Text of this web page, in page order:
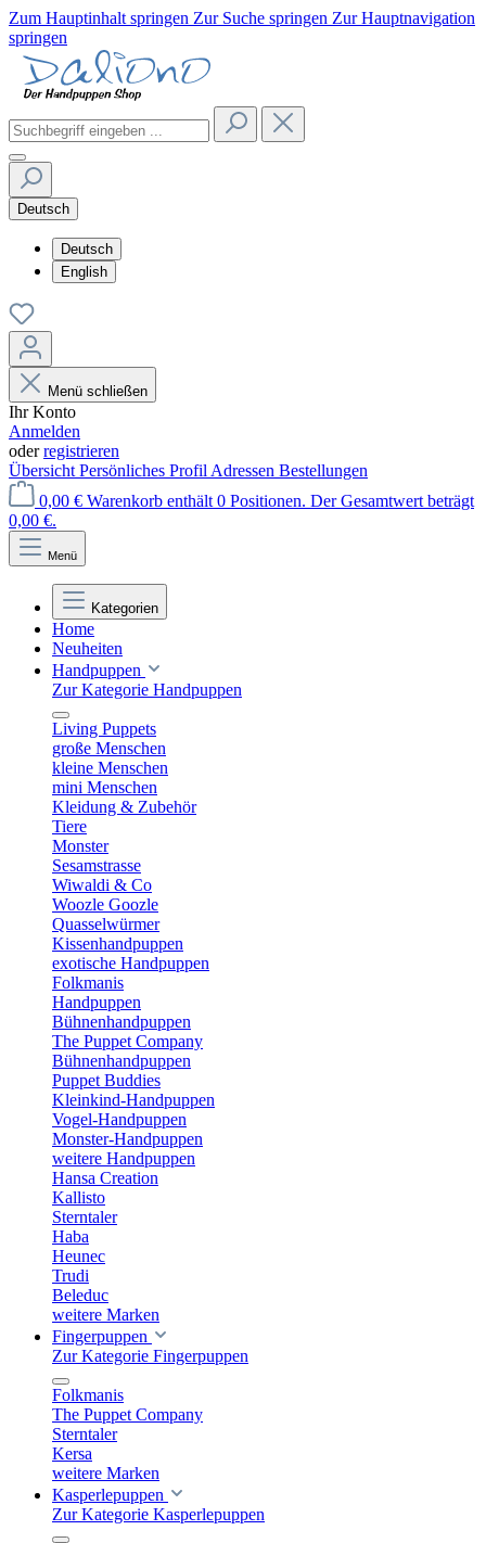
Zum Hauptinhalt springen Zur Suche springen Zur Hauptnavigation
springen
Deutsch
Deutsch
English
Menü schließen
Ihr Konto
Anmelden
oderregistrieren
Übersicht Persönliches Profil Adressen Bestellungen
0,00 € Warenkorb enthält 0 Positionen. Der Gesamtwert beträgt
0,00 €.
Menü
Kategorien
Home
Neuheiten
Handpuppen
Zur Kategorie Handpuppen
Living Puppets
große Menschen
kleine Menschen
mini Menschen
Kleidung & Zubehör
Tiere
Monster
Sesamstrasse
Wiwaldi & Co
Woozle Goozle
Quasselwürmer
Kissenhandpuppen
exotische Handpuppen
Folkmanis
Handpuppen
Bühnenhandpuppen
The Puppet Company
Bühnenhandpuppen
Puppet Buddies
Kleinkind-Handpuppen
Vogel-Handpuppen
Monster-Handpuppen
weitere Handpuppen
Hansa Creation
Kallisto
Sterntaler
Haba
Heunec
Trudi
Beleduc
weitere Marken
Fingerpuppen
Zur Kategorie Fingerpuppen
Folkmanis
The Puppet Company
Sterntaler
Kersa
weitere Marken
Kasperlepuppen
Zur Kategorie Kasperlepuppen